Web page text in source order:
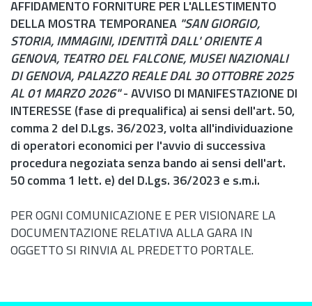
AFFIDAMENTO FORNITURE PER L'ALLESTIMENTO
DELLA MOSTRA TEMPORANEA "SAN GIORGIO,
STORIA, IMMAGINI, IDENTITÀ DALL' ORIENTE A
GENOVA, TEATRO DEL FALCONE, MUSEI NAZIONALI
DI GENOVA, PALAZZO REALE DAL 30 OTTOBRE 2025
AL 01 MARZO 2026"- AVVISO DI MANIFESTAZIONE DI
INTERESSE (fase di prequalifica) ai sensi dell'art. 50,
comma 2 del D.Lgs. 36/2023, volta all'individuazione
di operatori economici per l'avvio di successiva
procedura negoziata senza bando ai sensi dell'art.
50 comma 1 lett. e) del D.Lgs. 36/2023 e s.m.i.
PER OGNI COMUNICAZIONE E PER VISIONARE LA
DOCUMENTAZIONE RELATIVA ALLA GARA IN
OGGETTO SI RINVIA AL PREDETTO PORTALE.